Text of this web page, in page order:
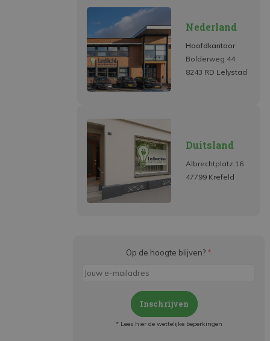
Nederland
Hoofdkantoor
Bolderweg 44
8243 RD Lelystad
Duitsland
Albrechtplatz 16
47799 Krefeld
Op de hoogte blijven? *
Inschrijven
* Lees hier de wettelijke beperkingen